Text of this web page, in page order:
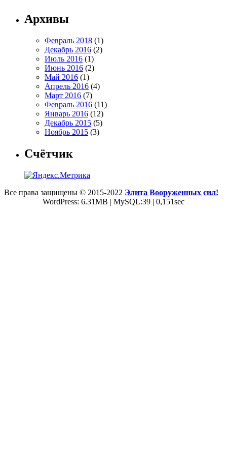
Архивы
Февраль 2018 (1)
Декабрь 2016 (2)
Июль 2016 (1)
Июнь 2016 (2)
Май 2016 (1)
Апрель 2016 (4)
Март 2016 (7)
Февраль 2016 (11)
Январь 2016 (12)
Декабрь 2015 (5)
Ноябрь 2015 (3)
Счётчик
Все права защищены © 2015-2022 Элита Вооруженных сил!
WordPress: 6.31MB | MySQL:39 | 0,151sec